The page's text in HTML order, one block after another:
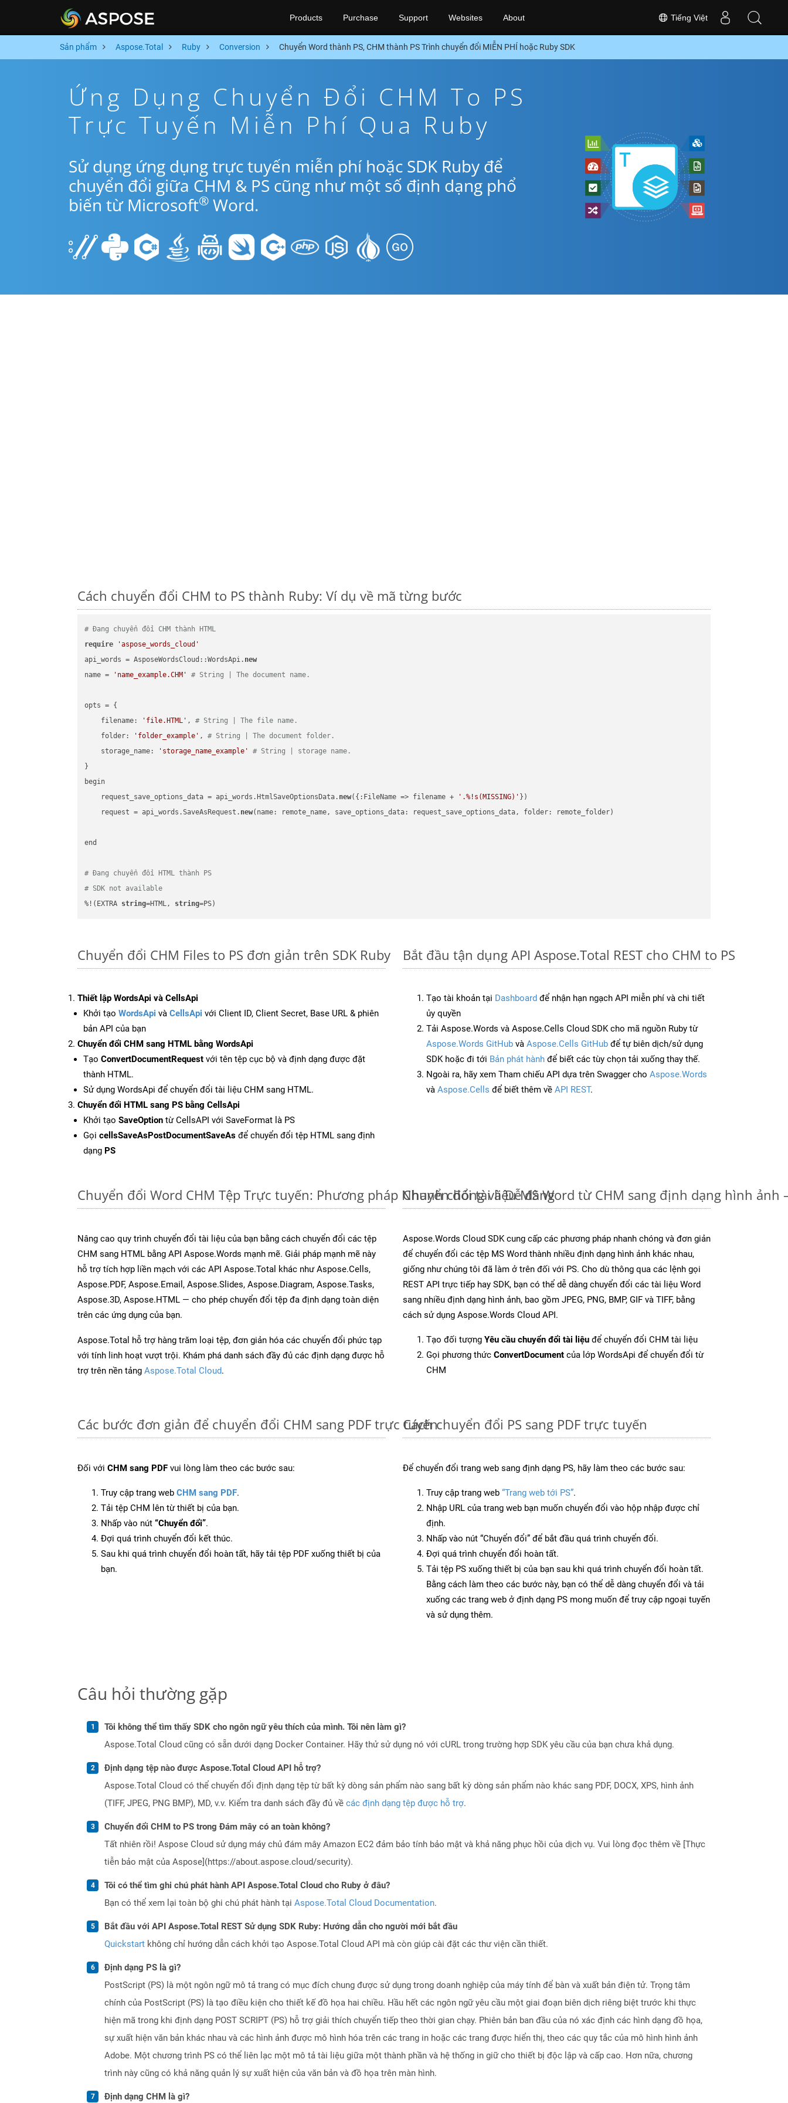
Tiếng Việt
Products Purchase Support Websites About
Sản phẩm Aspose.Total Ruby Conversion Chuyển Word thành PS, CHM thành PS Trình chuyển đổi MIỄN PHÍ hoặc Ruby SDK
Ứng Dụng Chuyển Đổi CHM To PS
Trực Tuyến Miễn Phí Qua Ruby
Sử dụng ứng dụng trực tuyến miễn phí hoặc SDK Ruby để
chuyển đổi giữa CHM & PS cũng như một số định dạng phổ
biến từ Microsoft® Word.
Cách chuyển đổi CHM to PS thành Ruby: Ví dụ về mã từng bước
# Đang chuyển đổi CHM thành HTML
require
'aspose_words_cloud'
api_words = AsposeWordsCloud::WordsApi. new
name =
'name_example.CHM' # String | The document name.
opts = {
    filename:
'file.HTML' , # String | The file name.
    folder:
'folder_example' , # String | The document folder.
    storage_name:
'storage_name_example'
# String | storage name.
}
begin
    request_save_options_data = api_words.HtmlSaveOptionsData.
new({:FileName => filename + '.%!s(MISSING)' })
    request = api_words.SaveAsRequest.
new(name: remote_name, save_options_data: request_save_options_data, folder: remote_folder)
end
# Đang chuyển đổi HTML thành PS
# SDK not available
%!(EXTRA string=HTML, string=PS)
Chuyển đổi CHM Files to PS đơn giản trên SDK Ruby
Thiết lập WordsApi và CellsApi
Khởi tạo WordsApi và CellsApi với Client ID, Client Secret, Base URL & phiên
bản API của bạn
Chuyển đổi CHM sang HTML bằng WordsApi
Tạo ConvertDocumentRequest với tên tệp cục bộ và định dạng được đặt
thành HTML.
Sử dụng WordsApi để chuyển đổi tài liệu CHM sang HTML.
Chuyển đổi HTML sang PS bằng CellsApi
Khởi tạo SaveOption từ CellsAPI với SaveFormat là PS
Gọi cellsSaveAsPostDocumentSaveAs để chuyển đổi tệp HTML sang định
dạng PS
Bắt đầu tận dụng API Aspose.Total REST cho CHM to PS
Tạo tài khoản tại Dashboard để nhận hạn ngạch API miễn phí và chi tiết
ủy quyền
Tải Aspose.Words và Aspose.Cells Cloud SDK cho mã nguồn Ruby từ
Aspose.Words GitHub và Aspose.Cells GitHub để tự biên dịch/sử dụng
SDK hoặc đi tới Bản phát hành để biết các tùy chọn tải xuống thay thế.
Ngoài ra, hãy xem Tham chiếu API dựa trên Swagger cho Aspose.Words
và Aspose.Cells để biết thêm về API REST.
Chuyển đổi Word CHM Tệp Trực tuyến: Phương pháp Nhanh chóng và Dễ dàng
Nâng cao quy trình chuyển đổi tài liệu của bạn bằng cách chuyển đổi các tệp
CHM sang HTML bằng API Aspose.Words mạnh mẽ. Giải pháp mạnh mẽ này
hỗ trợ tích hợp liền mạch với các API Aspose.Total khác như Aspose.Cells,
Aspose.PDF, Aspose.Email, Aspose.Slides, Aspose.Diagram, Aspose.Tasks,
Aspose.3D, Aspose.HTML — cho phép chuyển đổi tệp đa định dạng toàn diện
trên các ứng dụng của bạn.
Aspose.Total hỗ trợ hàng trăm loại tệp, đơn giản hóa các chuyển đổi phức tạp
với tính linh hoạt vượt trội. Khám phá danh sách đầy đủ các định dạng được hỗ
trợ trên nền tảng Aspose.Total Cloud.
Chuyển đổi tài liệu MS Word từ CHM sang định dạng hình ảnh
Aspose.Words Cloud SDK cung cấp các phương pháp nhanh chóng và đơn giản
để chuyển đổi các tệp MS Word thành nhiều định dạng hình ảnh khác nhau,
giống như chúng tôi đã làm ở trên đối với PS. Cho dù thông qua các lệnh gọi
REST API trực tiếp hay SDK, bạn có thể dễ dàng chuyển đổi các tài liệu Word
sang nhiều định dạng hình ảnh, bao gồm JPEG, PNG, BMP, GIF và TIFF, bằng
cách sử dụng Aspose.Words Cloud API.
Tạo đối tượng Yêu cầu chuyển đổi tài liệu để chuyển đổi CHM tài liệu
Gọi phương thức ConvertDocument của lớp WordsApi để chuyển đổi từ
CHM
Các bước đơn giản để chuyển đổi CHM sang PDF trực tuyến
Đối với CHM sang PDF vui lòng làm theo các bước sau:
Truy cập trang web CHM sang PDF.
Tải tệp CHM lên từ thiết bị của bạn.
Nhấp vào nút “Chuyển đổi”.
Đợi quá trình chuyển đổi kết thúc.
Sau khi quá trình chuyển đổi hoàn tất, hãy tải tệp PDF xuống thiết bị của
bạn.
Cách chuyển đổi PS sang PDF trực tuyến
Để chuyển đổi trang web sang định dạng PS, hãy làm theo các bước sau:
Truy cập trang web “Trang web tới PS”.
Nhập URL của trang web bạn muốn chuyển đổi vào hộp nhập được chỉ
định.
Nhấp vào nút “Chuyển đổi” để bắt đầu quá trình chuyển đổi.
Đợi quá trình chuyển đổi hoàn tất.
Tải tệp PS xuống thiết bị của bạn sau khi quá trình chuyển đổi hoàn tất.
Bằng cách làm theo các bước này, bạn có thể dễ dàng chuyển đổi và tải
xuống các trang web ở định dạng PS mong muốn để truy cập ngoại tuyến
và sử dụng thêm.
Câu hỏi thường gặp
Tôi không thể tìm thấy SDK cho ngôn ngữ yêu thích của mình. Tôi nên làm gì?
Aspose.Total Cloud cũng có sẵn dưới dạng Docker Container. Hãy thử sử dụng nó với cURL trong trường hợp SDK yêu cầu của bạn chưa khả dụng.
Định dạng tệp nào được Aspose.Total Cloud API hỗ trợ?
Aspose.Total Cloud có thể chuyển đổi định dạng tệp từ bất kỳ dòng sản phẩm nào sang bất kỳ dòng sản phẩm nào khác sang PDF, DOCX, XPS, hình ảnh
(TIFF, JPEG, PNG BMP), MD, v.v. Kiểm tra danh sách đầy đủ về các định dạng tệp được hỗ trợ.
Chuyển đổi CHM to PS trong Đám mây có an toàn không?
Tất nhiên rồi! Aspose Cloud sử dụng máy chủ đám mây Amazon EC2 đảm bảo tính bảo mật và khả năng phục hồi của dịch vụ. Vui lòng đọc thêm về [Thực
tiễn bảo mật của Aspose](https://about.aspose.cloud/security).
Tôi có thể tìm ghi chú phát hành API Aspose.Total Cloud cho Ruby ở đâu?
Bạn có thể xem lại toàn bộ ghi chú phát hành tại Aspose.Total Cloud Documentation.
Bắt đầu với API Aspose.Total REST Sử dụng SDK Ruby: Hướng dẫn cho người mới bắt đầu
Quickstart không chỉ hướng dẫn cách khởi tạo Aspose.Total Cloud API mà còn giúp cài đặt các thư viện cần thiết.
Định dạng PS là gì?
PostScript (PS) là một ngôn ngữ mô tả trang có mục đích chung được sử dụng trong doanh nghiệp của máy tính để bàn và xuất bản điện tử. Trọng tâm
chính của PostScript (PS) là tạo điều kiện cho thiết kế đồ họa hai chiều. Hầu hết các ngôn ngữ yêu cầu một giai đoạn biên dịch riêng biệt trước khi thực
hiện mã trong khi định dạng POST SCRIPT (PS) hỗ trợ giải thích chuyển tiếp theo thời gian chạy. Phiên bản ban đầu của nó xác định các hình dạng đồ họa,
sự xuất hiện văn bản khác nhau và các hình ảnh được mô hình hóa trên các trang in hoặc các trang được hiển thị, theo các quy tắc của mô hình hình ảnh
Adobe. Một chương trình PS có thể liên lạc một mô tả tài liệu giữa một thành phần và hệ thống in giữ cho thiết bị độc lập và cấp cao. Hơn nữa, chương
trình này cũng có khả năng quản lý sự xuất hiện của văn bản và đồ họa trên màn hình.
Định dạng CHM là gì?